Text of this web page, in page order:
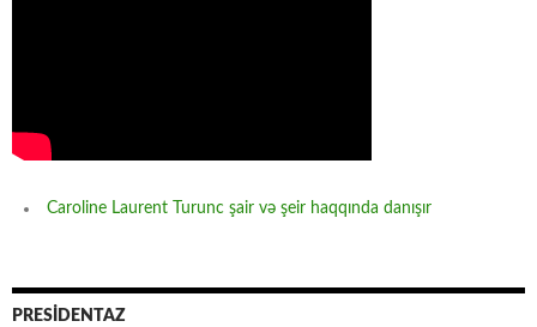
Caroline Laurent Turunc şair və şeir haqqında danışır
PRESİDENTAZ